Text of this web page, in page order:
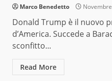
Marco Benedetto
Donald Trump è il nuovo
d’America. Succede a
sconfitto...
Read More